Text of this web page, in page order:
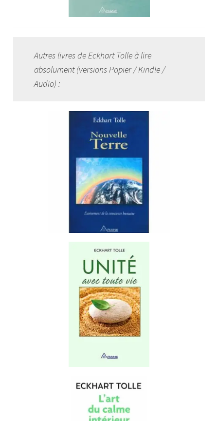
Autres livres de Eckhart Tolle à lire
absolument (versions Papier / Kindle /
Audio) :